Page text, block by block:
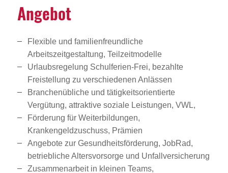
Angebot
Flexible und familienfreundliche
Arbeitszeitgestaltung, Teilzeitmodelle
Urlaubsregelung Schulferien-Frei, bezahlte
Freistellung zu verschiedenen Anlässen
Branchenübliche und tätigkeitsorientierte
Vergütung, attraktive soziale Leistungen, VWL,
Förderung für Weiterbildungen,
Krankengeldzuschuss, Prämien
Angebote zur Gesundheitsförderung, JobRad,
betriebliche Altersvorsorge und Unfallversicherung
Zusammenarbeit in kleinen Teams,